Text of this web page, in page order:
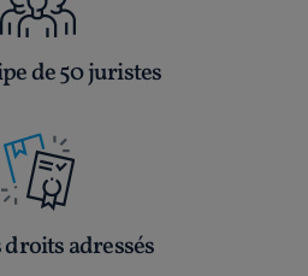
de 50 juristes
droits adressés